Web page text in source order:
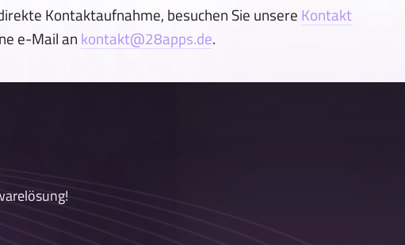
Kontaktaufnahme, besuchen Sie unsere Kontakt
e-Mail an kontakt@28apps.de.